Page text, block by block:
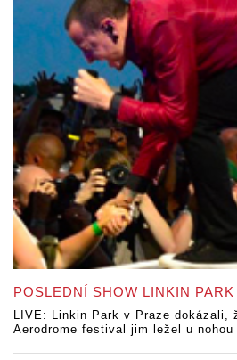
POSLEDNÍ SHOW LINKIN PARK
LIVE: Linkin Park v Praze dokázali,
Aerodrome festival jim ležel u nohou